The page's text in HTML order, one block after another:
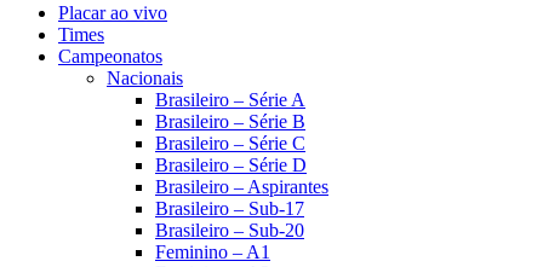
Placar ao vivo
Times
Campeonatos
Nacionais
Brasileiro – Série A
Brasileiro – Série B
Brasileiro – Série C
Brasileiro – Série D
Brasileiro – Aspirantes
Brasileiro – Sub-17
Brasileiro – Sub-20
Feminino – A1